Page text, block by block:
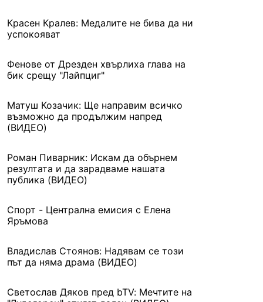
Красен Кралев: Медалите не бива да ни
успокояват
Фенове от Дрезден хвърлиха глава на
бик срещу "Лайпциг"
Матуш Козачик: Ще направим всичко
възможно да продължим напред
(ВИДЕО)
Роман Пиварник: Искам да обърнем
резултата и да зарадваме нашата
публика (ВИДЕО)
Спорт - Централна емисия с Елена
Яръмова
Владислав Стоянов: Надявам се този
път да няма драма (ВИДЕО)
Светослав Дяков пред bTV: Мечтите на